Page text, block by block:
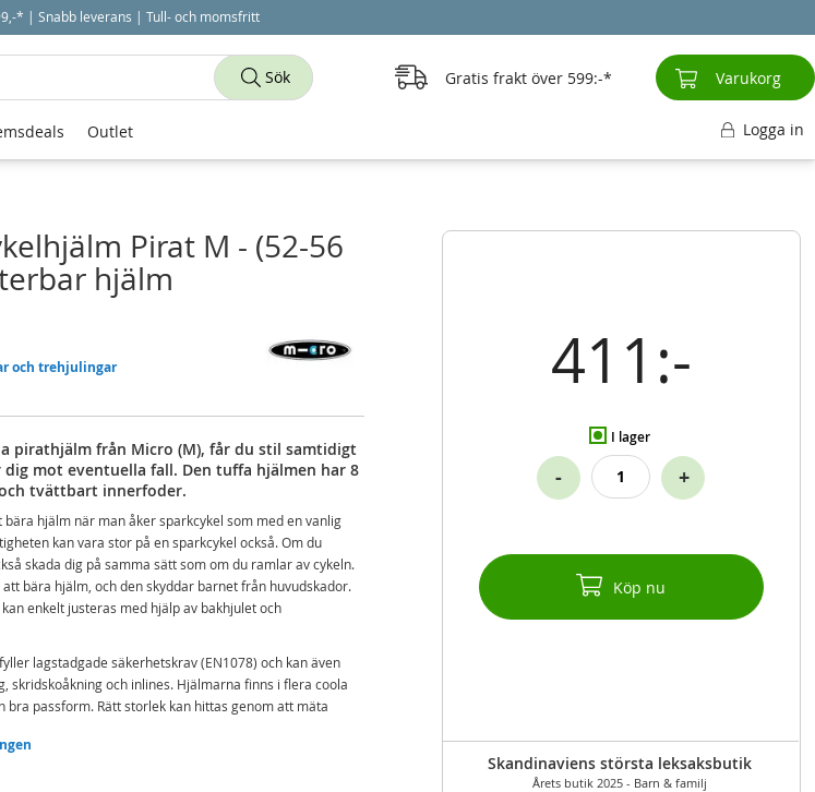
* | Snabb leverans | Tull- och momsfritt
411:-
I lager
- +
Köp nu
Skandinaviens största leksaksbutik
Årets butik 2025 - Barn & familj
Pirat M - (52-56
hjälm
och trehjulingar
pirathjälm från Micro (M), får du stil samtidigt
dig mot eventuella fall. Den tuffa hjälmen har 8
tvättbart innerfoder.
bära hjälm när man åker sparkcykel som med en vanlig
kan vara stor på en sparkcykel också. Om du
skada dig på samma sätt som om du ramlar av cykeln.
bära hjälm, och den skyddar barnet från huvudskador.
enkelt justeras med hjälp av bakhjulet och
lagstadgade säkerhetskrav (EN1078) och kan även
skridskoåkning och inlines. Hjälmarna finns i flera coola
bra passform. Rätt storlek kan hittas genom att mäta
ett hjul på baksidan av hjälmen som reglerar passformen.
Sök Gratis frakt över 599:- Varukorg
Outlet Logga in